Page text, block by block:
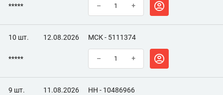
***** – +
10 шт. 12.08.2026 МСК - 5111374
***** – +
9 шт. 11.08.2026 НН - 10486966